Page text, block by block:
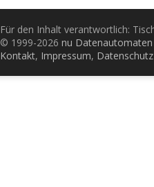
Für den Inhalt verantwortlich:
© 1999-2026 nu
Kontakt, Impressum, Datenschutz